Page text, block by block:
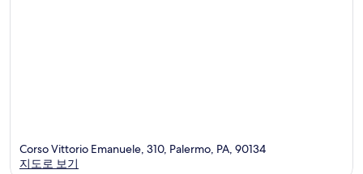
Corso Vittorio Emanuele, 310, Palermo, PA, 90134
지도로 보기